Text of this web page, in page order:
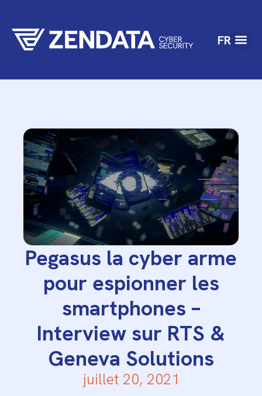
FR
Pegasus la cyber arme
pour espionner les
smartphones –
Interview sur RTS &
Geneva Solutions
juillet 20, 2021